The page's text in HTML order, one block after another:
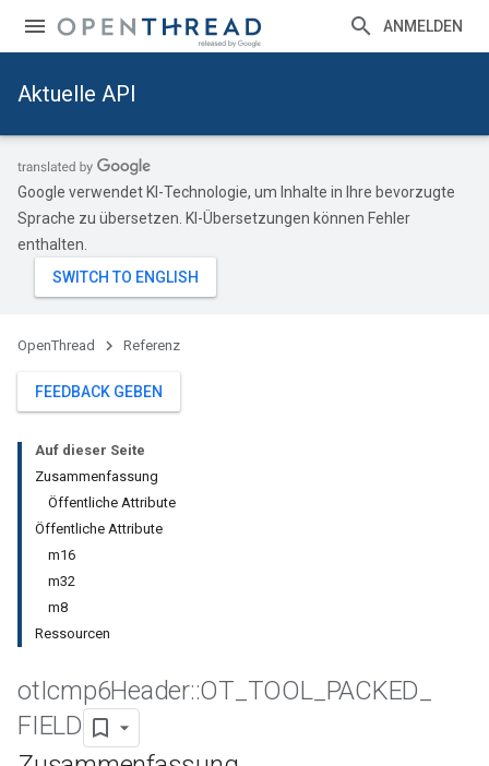
ANMELDEN
Aktuelle API
Google verwendet KI-Technologie, um Inhalte in Ihre bevorzugte
Sprache zu übersetzen. KI-Übersetzungen können Fehler
enthalten.
OpenThread Referenz
FEEDBACK GEBEN
Auf dieser Seite
Zusammenfassung
Öffentliche Attribute
Öffentliche Attribute
m16
m32
m8
Ressourcen
otIcmp6Header::OT TOOL_ PACKED
FIELD